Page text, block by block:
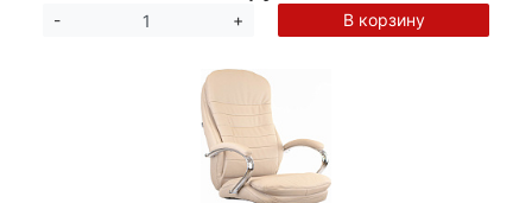
- + В корзину